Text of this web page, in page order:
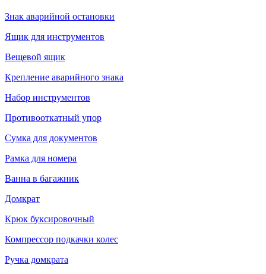
Знак аварийной остановки
Ящик для инструментов
Вещевой ящик
Крепление аварийного знака
Набор инструментов
Противооткатный упор
Сумка для документов
Рамка для номера
Ванна в багажник
Домкрат
Крюк буксировочный
Компрессор подкачки колес
Ручка домкрата